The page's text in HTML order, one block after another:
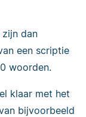
dan
een scriptie
woorden.
klaar met het
bijvoorbeeld